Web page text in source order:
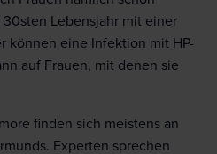
Lebensjahr mit einer
können eine Infektion mit HP-
auf Frauen, mit denen sie
finden sich meistens an
Experten sprechen